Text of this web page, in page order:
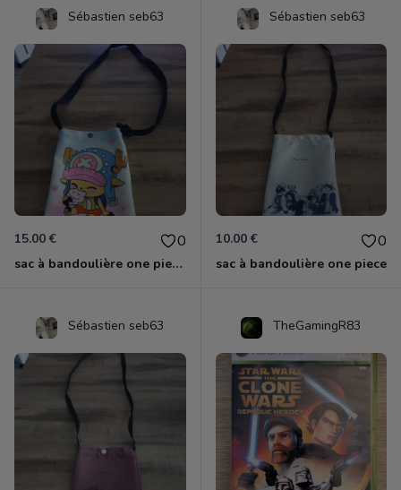
Sébastien seb63
15.00 € 0
sac à bandoulière one piece chopper
Sébastien seb63
10.00 € 0
sac à bandoulière one piece
Sébastien seb63 TheGamingR83